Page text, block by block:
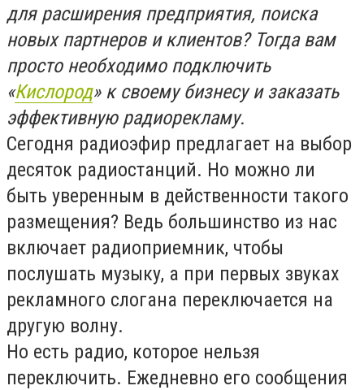
для расширения предприятия, поиска
новых партнеров и клиентов? Тогда вам
просто необходимо подключить
«Кислород» к своему бизнесу и заказать
эффективную радиорекламу.
Сегодня радиоэфир предлагает на выбор
десяток радиостанций. Но можно ли
быть уверенным в действенности такого
размещения? Ведь большинство из нас
включает радиоприемник, чтобы
послушать музыку, а при первых звуках
рекламного слогана переключается на
другую волну.
Но есть радио, которое нельзя
переключить. Ежедневно его сообщения